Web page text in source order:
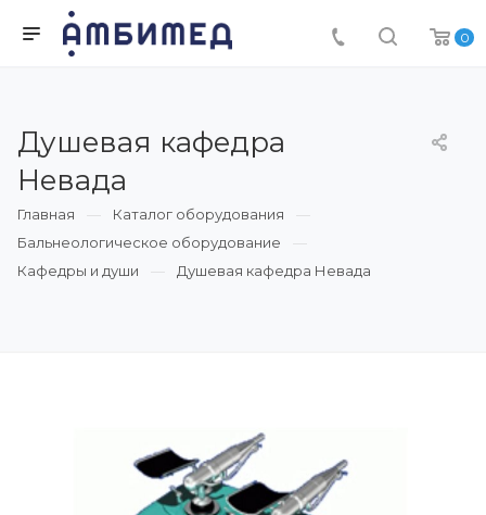
0
Душевая кафедра
Невада
Главная
Каталог оборудования
Бальнеологическое оборудование
Кафедры и души
Душевая кафедра Невада